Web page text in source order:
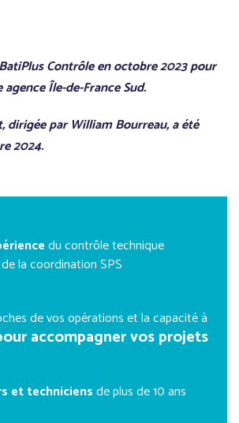
Contrôle en octobre 2023pour
Île-de-France Sud.
dirigée par William Bourreau, a été
2024.
du contrôle technique
la coordination SPS
de vos opérations et la capacité à
accompagner vos projets
et techniciensde plus de 10 ans